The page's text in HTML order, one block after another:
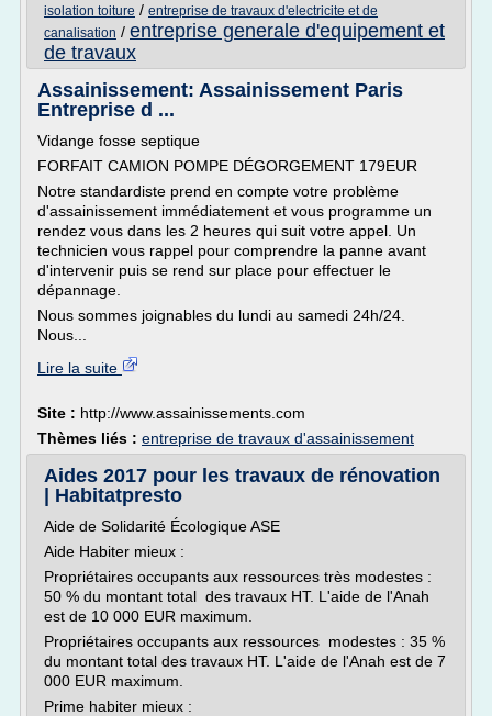
isolation toiture / entreprise de travaux d'electricite et de
canalisation / entreprise generale d'equipement et
de travaux
Assainissement: Assainissement Paris
Entreprise d ...
Vidange fosse septique
FORFAIT CAMION POMPE DÉGORGEMENT 179EUR
Notre standardiste prend en compte votre problème
d'assainissement immédiatement et vous programme un
rendez vous dans les 2 heures qui suit votre appel. Un
technicien vous rappel pour comprendre la panne avant
d'intervenir puis se rend sur place pour effectuer le
dépannage.
Nous sommes joignables du lundi au samedi 24h/24.
Nous...
Lire la suite
Site : http://www.assainissements.com
Thèmes liés : entreprise de travaux d'assainissement
Aides 2017 pour les travaux de rénovation
| Habitatpresto
Aide de Solidarité Écologique ASE
Aide Habiter mieux :
Propriétaires occupants aux ressources très modestes :
50 % du montant total des travaux HT. L'aide de l'Anah
est de 10 000 EUR maximum.
Propriétaires occupants aux ressources modestes : 35 %
du montant total des travaux HT. L'aide de l'Anah est de 7
000 EUR maximum.
Prime habiter mieux :